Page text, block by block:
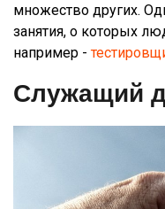
множество других.
занятия, о которых
например -
Служащий